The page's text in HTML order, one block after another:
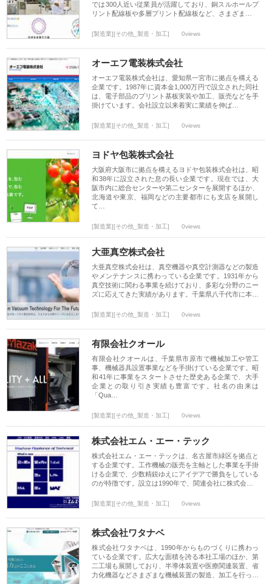
では300人近い従業員が活躍しており、銅スルホールプ
リント配線板や多層プリント配線板など、さまざま…
[製造業][その他_製造・加工] 0views
オーエフ電装株式会社
オーエフ電装株式会社は、愛知県一宮市に拠点を構える
企業です。1987年に資本金1,000万円で設立された同社
は、電子部品のプリント基板実装や加工、販売などを手
掛けています。会社設立以来着実に業績を伸ば…
[製造業][その他_製造・加工] 0views
ヨドヤ包装株式会社
大阪府大阪市に拠点を構えるヨドヤ包装株式会社は、昭
和38年に設立された息の長い企業です。現在では、大
阪市内に総合センターや第二センターを展開するほか、
北海道や東京、福岡などの主要都市にも支店を展開し
て…
[製造業][その他_製造・加工] 0views
大亜真空株式会社
大亜真空株式会社は、真空機器や真空計測器などの製造
やメンテナンスに携わっている企業です。1931年から
真空技術に関わる事業を続けており、多彩な分野のニー
ズに応えてきた実績があります。千葉県八千代市に本…
[製造業][その他_製造・加工] 0views
有限会社クオール
有限会社クオールは、千葉県市原市で機械加工や管工
事、機械器具設置事業などを手掛けている企業です。昭
和41年に事業をスタートさせた歴史ある企業で、大手
企業との取り引き実績も豊富です。社名の由来は
「Qua…
[製造業][その他_製造・加工] 0views
株式会社エム・エー・テック
株式会社エム・エー・テックは、名古屋市緑区を拠点と
する企業です。工作機械の販売を主軸とした事業を手掛
ける企業で、少数精鋭ゆえにアイデアで勝負をしている
のが特徴です。設立は1990年で、関連会社に株式会…
[製造業][その他_製造・加工] 0views
株式会社ワタナベ
株式会社ワタナベは、1990年からものづくりに携わっ
ている企業です。広大な面積を誇る本社工場のほか、第
二工場も展開しており、半導体装置や医療関連装置、省
力化機器などさまざまな機械装置の製造、加工を行っ…